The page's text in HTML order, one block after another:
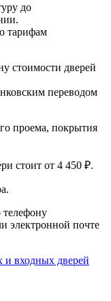
до
тарифам
стоимости дверей
переводом
проема, покрытия
стоит от 4 450 ₽.
электронной почте
и входных дверей